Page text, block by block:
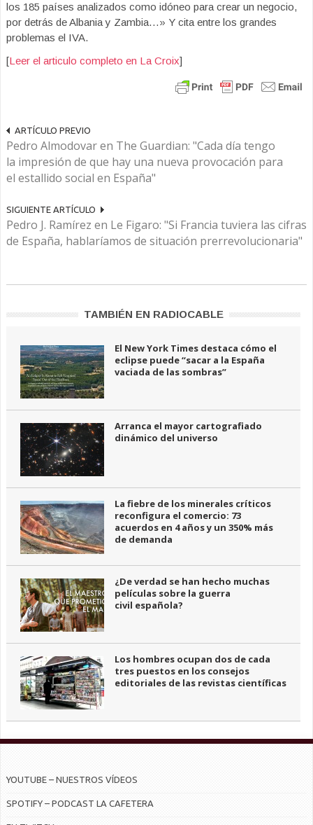
los 185 países analizados como idóneo para crear un negocio,
por detrás de Albania y Zambia…» Y cita entre los grandes
problemas el IVA.
[Leer el articulo completo en La Croix]
ARTÍCULO PREVIO
Pedro Almodovar en The Guardian: "Cada día tengo
la impresión de que hay una nueva provocación para
el estallido social en España"
SIGUIENTE ARTÍCULO
Pedro J. Ramírez en Le Figaro: "Si Francia tuviera las cifras
de España, hablaríamos de situación prerrevolucionaria"
TAMBIÉN EN RADIOCABLE
El New York Times destaca cómo el
eclipse puede “sacar a la España
vaciada de las sombras”
Arranca el mayor cartografiado
dinámico del universo
La fiebre de los minerales críticos
reconfigura el comercio: 73
acuerdos en 4 años y un 350% más
de demanda
¿De verdad se han hecho muchas
películas sobre la guerra
civil española?
Los hombres ocupan dos de cada
tres puestos en los consejos
editoriales de las revistas científicas
YOUTUBE – NUESTROS VÍDEOS
SPOTIFY – PODCAST LA CAFETERA